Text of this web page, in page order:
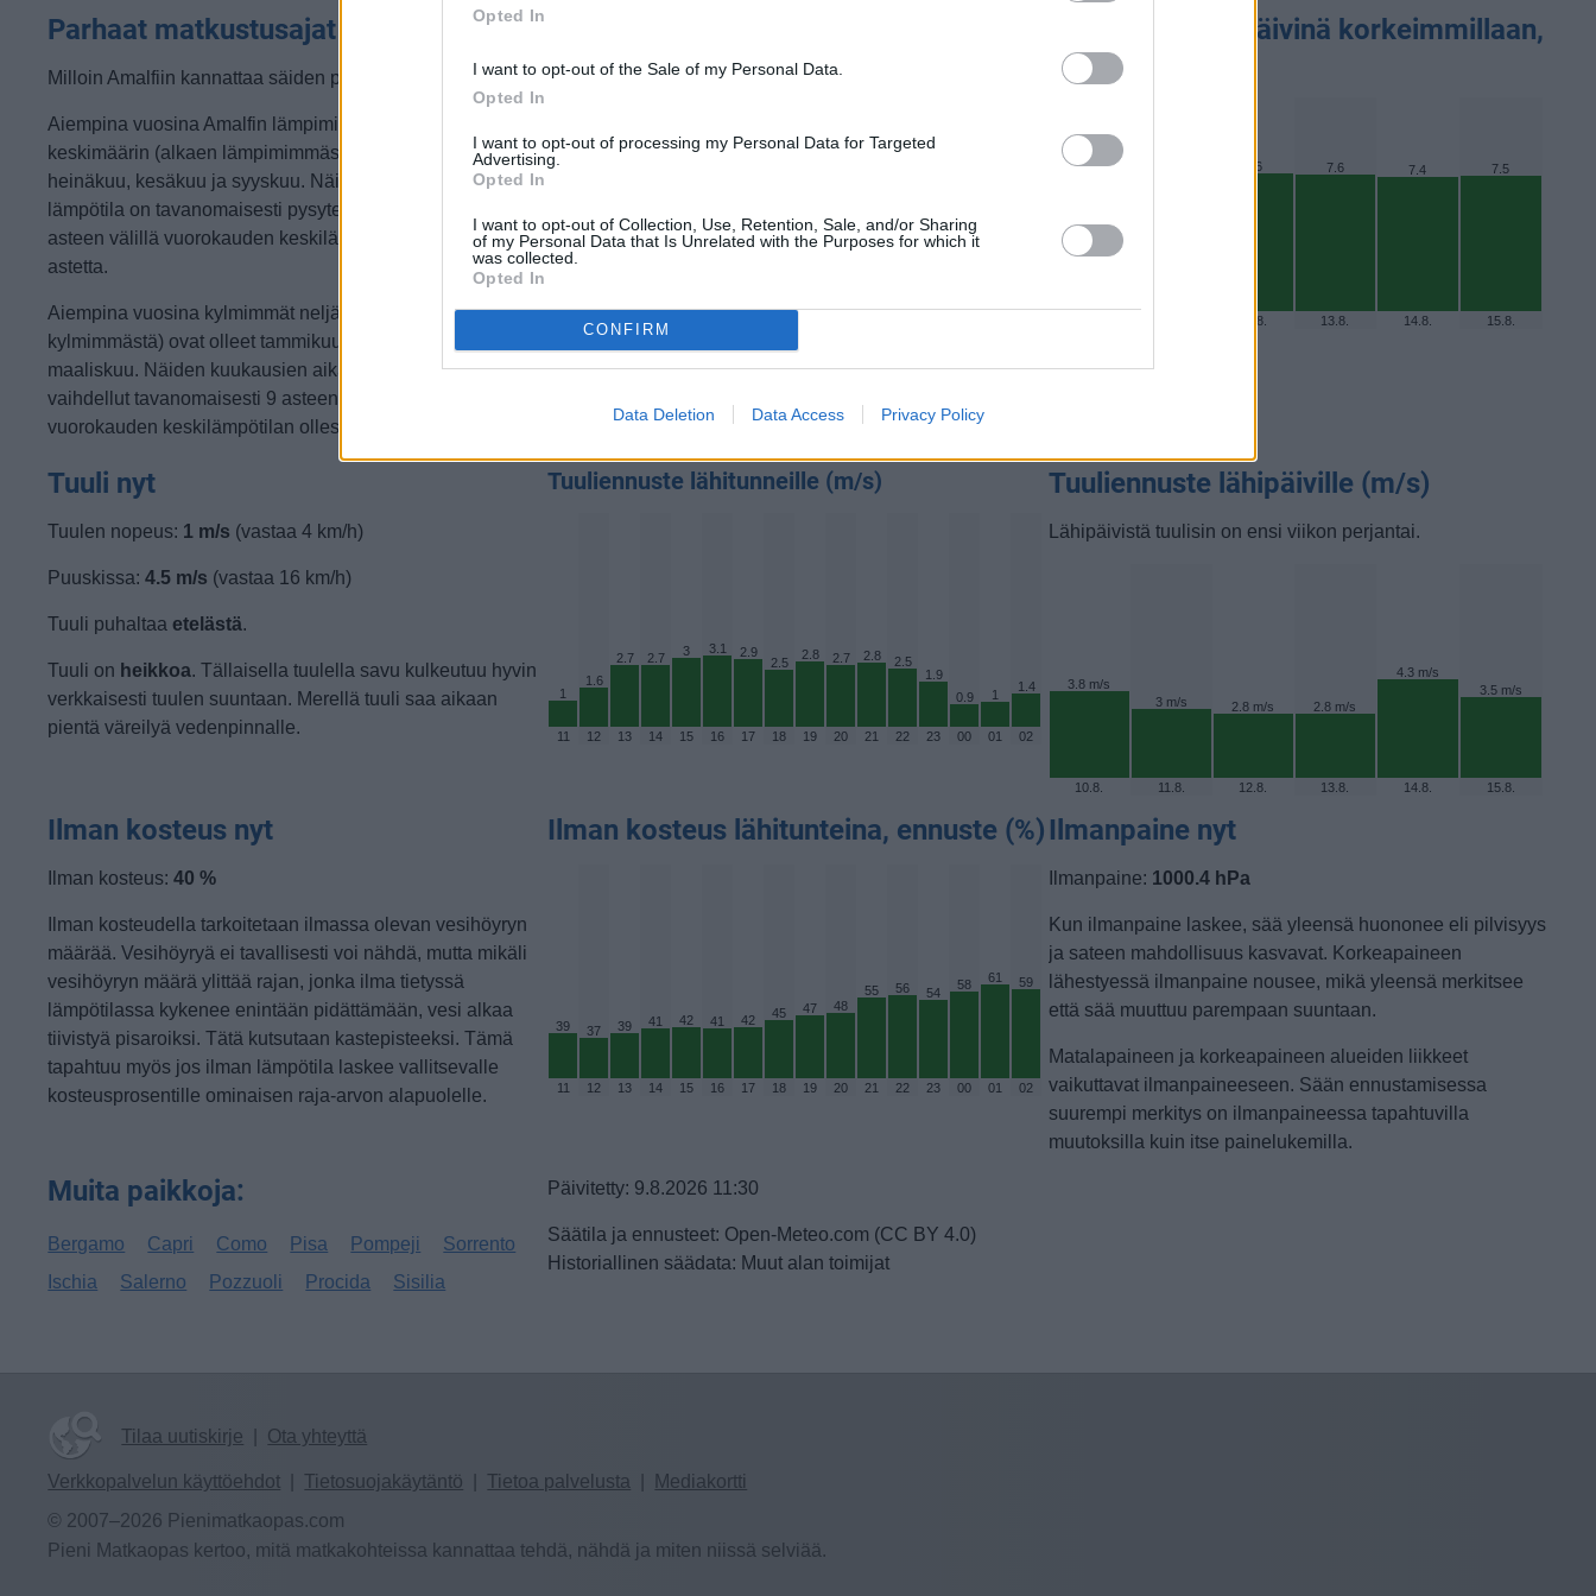
Opted In
I want to opt-out of the Sale of my Personal Data.
Opted In
I want to opt-out of processing my Personal Data for Targeted
Advertising.
Opted In
I want to opt-out of Collection, Use, Retention, Sale, and/or Sharing
of my Personal Data that Is Unrelated with the Purposes for which it
was collected.
Opted In
CONFIRM
Data Deletion Data Access Privacy Policy
Parhaat matkustusajat
Milloin Amalfiin kannattaa säiden puolesta matkustaa?
Aiempina vuosina Amalfin lämpimimmät neljä kuukautta
keskimäärin (alkaen lämpimimmästä) ovat olleet elokuu,
heinäkuu, kesäkuu ja syyskuu. Näiden kuukausien aikana
lämpötila on tavanomaisesti pysytellyt 21 asteen ja 31
asteen välillä vuorokauden keskilämpötilan ollessa 25
astetta.
Aiempina vuosina kylmimmät neljä kuukautta (alkaen
kylmimmästä) ovat olleet tammikuu, helmikuu, joulukuu ja
maaliskuu. Näiden kuukausien aikana lämpötila on
vaihdellut tavanomaisesti 9 asteen ja 15 asteen välillä
vuorokauden keskilämpötilan ollessa 12 astetta.
UV-indeksi: 6
ultraviolettisäteilyltä. Mitä suurempi UV-indeksi on, sitä
pinnalla. Sijainti maapallolla, ajankohta, pilvipeitteen
paksuus ja yläilmakehän otsonin määrä vaikuttavat UV-
Tällä hetkellä auringon ultraviolettisäteily Amalfissa on
voimakasta. Suojautumiseen suositellaan aurinkolaseja,
vaatteita ja leveälieristä päähinettä. Ulkonaoloa kannattaa
UV-Indeksi lähipäivinä korkeimmillaan,
ennuste
7.7 7.6 7.6 7.4 7.5
12.8. 13.8. 14.8. 15.8.
Tuuli nyt
Tuulen nopeus: 1 m/s (vastaa 4 km/h)
Puuskissa:4.5 m/s (vastaa 16 km/h)
Tuuli puhaltaa etelästä.
Tuuli on heikkoa. Tällaisella tuulella savu kulkeutuu hyvin
verkkaisesti tuulen suuntaan. Merellä tuuli saa aikaan
pientä väreilyä vedenpinnalle.
Tuuliennuste lähitunneille (m/s)
1
1.6
2.7 2.7 3 3.1 2.9
2.5
2.8 2.7 2.8
2.5
1.9
0.9
1
1.4
11 12 13 14 15 16 17 18 19 20 21 22 23 00 01 02
Tuuliennuste lähipäiville (m/s)
Lähipäivistä tuulisin on ensi viikon perjantai.
3.8 m/s
3 m/s
2.8 m/s 2.8 m/s
4.3 m/s
3.5 m/s
10.8. 11.8. 12.8. 13.8. 14.8. 15.8.
Ilman kosteus nyt
Ilman kosteus:40 %
Ilman kosteudella tarkoitetaan ilmassa olevan vesihöyryn
määrää. Vesihöyryä ei tavallisesti voi nähdä, mutta mikäli
vesihöyryn määrä ylittää rajan, jonka ilma tietyssä
lämpötilassa kykenee enintään pidättämään, vesi alkaa
tiivistyä pisaroiksi. Tätä kutsutaan kastepisteeksi. Tämä
tapahtuu myös jos ilman lämpötila laskee vallitsevalle
kosteusprosentille ominaisen raja-arvon alapuolelle.
Ilman kosteus lähitunteina, ennuste (%)
39 37 39 41 42 41 42 45 47 48
55 56 54
58 61 59
11 12 13 14 15 16 17 18 19 20 21 22 23 00 01 02
Ilmanpaine nyt
Ilmanpaine: 1000.4 hPa
Kun ilmanpaine laskee, sää yleensä huononee eli pilvisyys
ja sateen mahdollisuus kasvavat. Korkeapaineen
lähestyessä ilmanpaine nousee, mikä yleensä merkitsee
että sää muuttuu parempaan suuntaan.
Matalapaineen ja korkeapaineen alueiden liikkeet
vaikuttavat ilmanpaineeseen. Sään ennustamisessa
suurempi merkitys on ilmanpaineessa tapahtuvilla
muutoksilla kuin itse painelukemilla.
Muita paikkoja:
Bergamo Capri Como Pisa Pompeji
Sorrento
Ischia
Salerno Pozzuoli Procida Sisilia
Päivitetty: 9.8.2026 11:30
Säätila ja ennusteet: Open-Meteo.com (CC BY 4.0)
Historiallinen säädata: Muut alan toimijat
Tilaa uutiskirje Ota yhteyttä
Verkkopalvelun käyttöehdot Tietosuojakäytäntö Tietoa palvelusta
Mediakortti
© 2007–2026 Pienimatkaopas.com
Pieni Matkaopas kertoo, mitä matkakohteissa kannattaa tehdä, nähdä ja miten niissä selviää.